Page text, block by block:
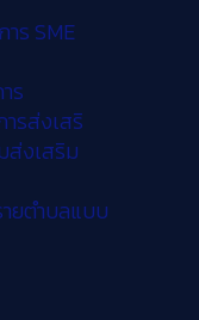
ร SME
ร
รส่งเสริ
ส่งเสริม
ยตำบลแบบ